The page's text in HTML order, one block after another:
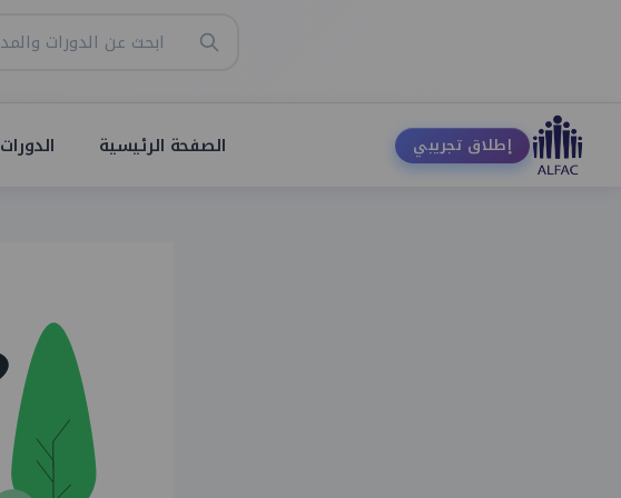
إطلاق تجريبي الصفحة الرئيسية الدورات